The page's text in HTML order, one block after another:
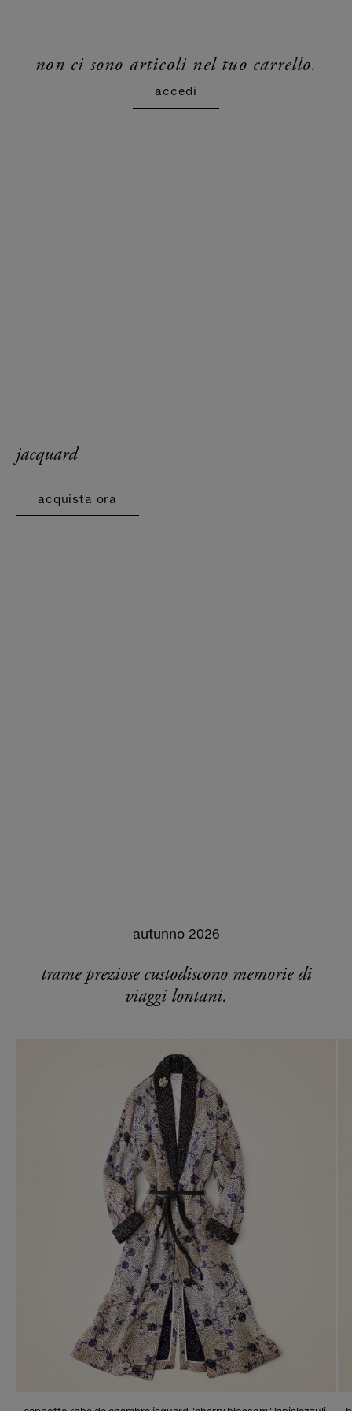
non ci sono articoli nel tuo carrello.
accedi
jacquard
acquista ora
autunno 2026
trame preziose custodiscono memorie di
viaggi lontani.